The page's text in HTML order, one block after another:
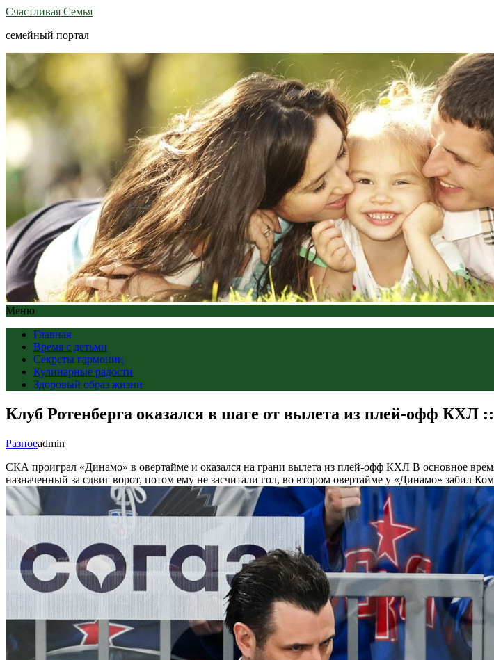
Счастливая Семья
семейный портал
Меню
Главная
Время с детьми
Секреты гармонии
Кулинарные радости
Здоровый образ жизни
Клуб Ротенберга оказался в шаге от вылета из плей-офф
Разноеadmin
СКА проиграл «Динамо» в овертайме и оказался на грани вылета из плей-офф КХЛ В основное
назначенный за сдвиг ворот, потом ему не засчитали гол, во втором овертайме у «Динамо» забил